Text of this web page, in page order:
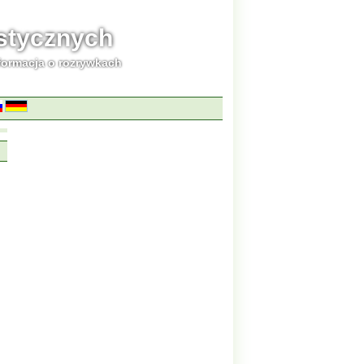
o rozrywkach